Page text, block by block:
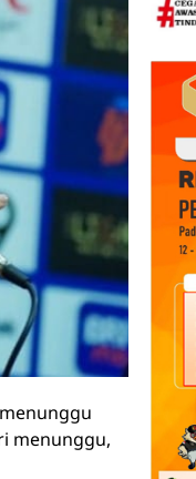
menunggu,